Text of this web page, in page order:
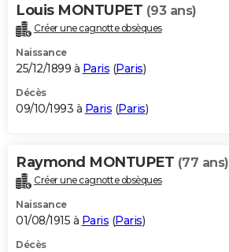
Louis MONTUPET (93 ans)
Créer une cagnotte obsèques
Naissance
25/12/1899 à Paris (Paris)
Décès
09/10/1993 à Paris (Paris)
Raymond MONTUPET (77 ans)
Créer une cagnotte obsèques
Naissance
01/08/1915 à Paris (Paris)
Décès